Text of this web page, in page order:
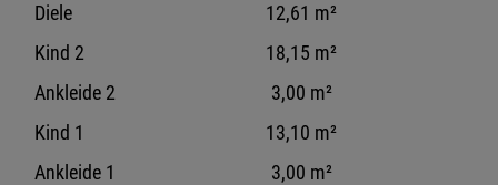
Diele
12,61 m²
Kind 2
18,15 m²
Ankleide 2
3,00 m²
Kind 1
13,10 m²
Ankleide 1
3,00 m²